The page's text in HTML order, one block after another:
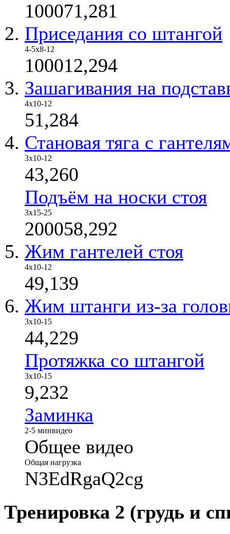
100071,281
Приседания со штангой
4-5х8-12
100012,294
Зашагивания на
4х10-12
51,284
Становая тяга с
3x10-12
43,260
Подъём на носки стоя
3x15-25
200058,292
Жим гантелей стоя
4х10-12
49,139
Жим штанги из-за
3x10-15
44,229
Протяжка со штангой
3х10-15
9,232
Заминка
2-5 минвидео
Общее видео
Общая нагрузка
N3EdRgaQ2cg
Тренировка 2 (грудь и